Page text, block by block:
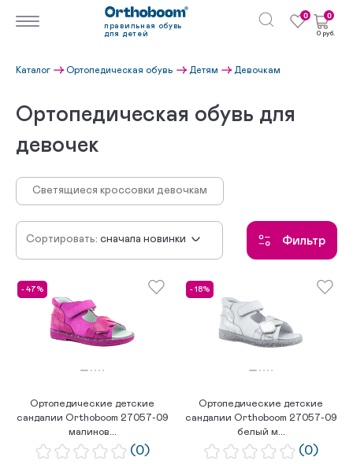
правильная обувь
для детей
0 0
0 руб.
Каталог Ортопедическая обувь Детям Девочкам
Ортопедическая обувь для
девочек
Светящиеся кроссовки девочкам
Сортировать: сначала новинки
по возрастанию цены
по популярности
Фильтр
- 47%
Ортопедические детские
сандалии Orthoboom 27057-09
малинов...
(0)
- 18%
Ортопедические детские
сандалии Orthoboom 27057-09
белый м...
(0)